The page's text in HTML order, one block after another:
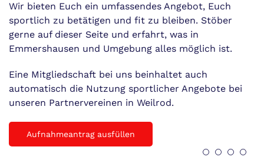
Wir bieten Euch ein umfassendes Angebot, Euch
sportlich zu betätigen und fit zu bleiben. Stöber
gerne auf dieser Seite und erfahrt, was in
Emmershausen und Umgebung alles möglich ist.
Eine Mitgliedschaft bei uns beinhaltet auch
automatisch die Nutzung sportlicher Angebote bei
unseren Partnervereinen in Weilrod.
Aufnahmeantrag ausfüllen